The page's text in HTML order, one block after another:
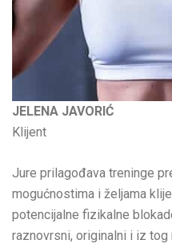
JELENA JAVORIĆ
Klijent
Jure prilagođava treninge
mogućnostima i željama
potencijalne fizikalne
raznovrsni, originalni i iz